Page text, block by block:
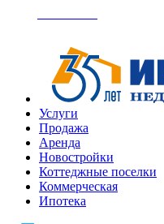
Услуги
Продажа
Аренда
Новостройки
Коттеджные поселки
Коммерческая
Ипотека